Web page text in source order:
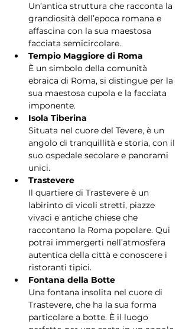
Un’antica struttura che racconta la
grandiosità dell’epoca romana e
affascina con la sua maestosa
facciata semicircolare.
Tempio Maggiore di Roma
È un simbolo della comunità
ebraica di Roma, si distingue per la
sua maestosa cupola e la facciata
imponente.
Isola Tiberina
Situata nel cuore del Tevere, è un
angolo di tranquillità e storia, con il
suo ospedale secolare e panorami
unici.
Trastevere
Il quartiere di Trastevere è un
labirinto di vicoli stretti, piazze
vivaci e antiche chiese che
raccontano la Roma popolare. Qui
potrai immergerti nell’atmosfera
autentica della città e conoscere i
ristoranti tipici.
Fontana della Botte
Una fontana insolita nel cuore di
Trastevere, che ha la sua forma
particolare a botte. È il luogo